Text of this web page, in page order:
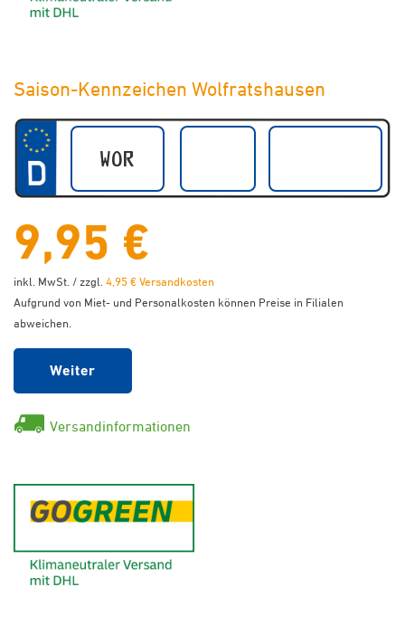
Saison-Kennzeichen Wolfratshausen
9,95 €
inkl. MwSt. / zzgl. 4,95 € Versandkosten
Aufgrund von Miet- und Personalkosten können Preise in Filialen
abweichen.
Weiter
Versandinformationen